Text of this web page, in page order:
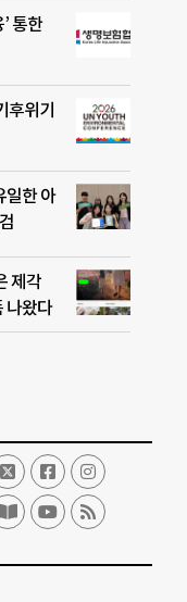
통한
후위기
일한 아
제각
나왔다